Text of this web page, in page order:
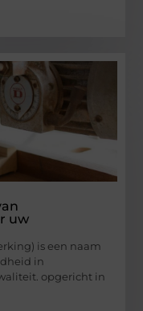
uw
is een naam
in
opgericht in